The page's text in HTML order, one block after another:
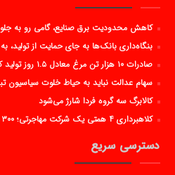
کاهش محدودیت برق صنایع، گامی رو به
بنگاه‌داری بانک‌ها به جای حمایت از تولید،
صادرات ۱۰ هزار تن مرغ معادل ۱.۵ روز تولید کشور است
سهام عدالت نباید به حیاط خلوت سیاسیون
کالابرگ سه گروه فردا شارژ می‌شود
کلاهبرداری ۴ همتی یک شرکت مهاجرتی؛ ۳۰۰ شاکی تاکنون
دسترسی سریع